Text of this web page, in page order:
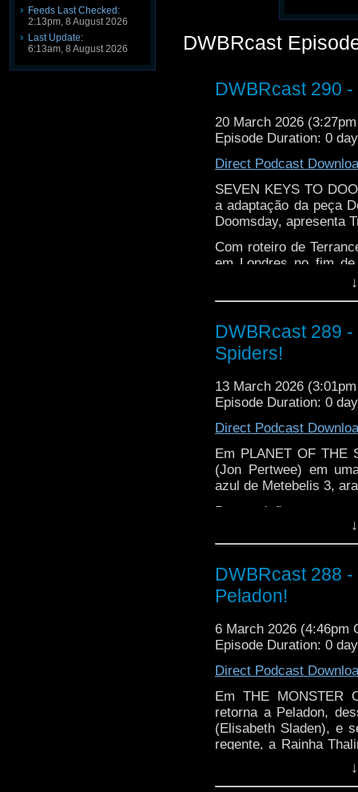
Feeds Last Checked:
2:13pm, 8 August 2026
Last Update:
6:13am, 8 August 2026
DWBRcast
DWBRcast 290
20 March 2026
Episode Duration: 0
Direct Podcast
SEVEN KEYS TO
a adaptação da peça
Doomsday, apresenta
Com roteiro de
em Londres no fim
para Tom Baker.
DWBRcast 289
Spiders!
13 March 2026
Episode Duration: 0
Direct Podcast
Em PLANET OF THE
(Jon Pertwee) em
azul de Metebelis 3,
Perseguição em
enfrentando sua
nessa despedida
DWBRcast 288
Peladon!
6 March 2026 (4:46pm
Episode Duration: 0
Direct Podcast
Em THE MONSTER
retorna a Peladon,
(Elisabeth Sladen), e
regente, a Rainha
no meio da guerra